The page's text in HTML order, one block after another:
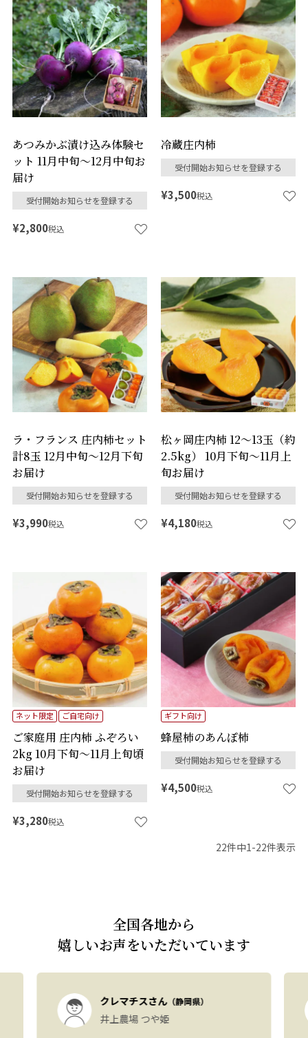
あつみかぶ漬け込み体験セ
ット 11月中旬～12月中旬お
届け
受付開始お知らせを登録する
¥2,800税込
冷蔵庄内柿
受付開始お知らせを登録する
¥3,500税込
ラ・フランス 庄内柿セット
計8玉 12月中旬～12月下旬
お届け
受付開始お知らせを登録する
¥3,990税込
松ヶ岡庄内柿 12～13玉（約
2.5kg） 10月下旬～11月上
旬お届け
受付開始お知らせを登録する
¥4,180税込
ご家庭用 庄内柿 ふぞろい
2kg 10月下旬～11月上旬頃
お届け
ネット限定 ご自宅向け
受付開始お知らせを登録する
¥3,280税込
蜂屋柿のあんぽ柿
ギフト向け
受付開始お知らせを登録する
¥4,500税込
22件中1 -22件表示
全国各地から
嬉しいお声をいただいています
クレマチスさん（静岡県）
井上農場 つや姫